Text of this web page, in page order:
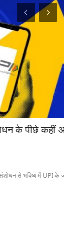
अमेरिका की
UPI के जीरो...